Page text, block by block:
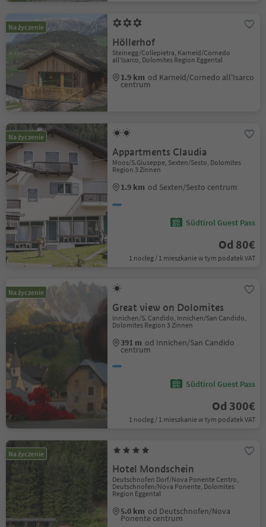
Na życzenie
Höllerhof
Steinegg/Collepietra, Karneid/Cornedo
all'Isarco, Dolomites Region Eggental
1.9 km od Karneid/Cornedo all'Isarco
centrum
Na życzenie
Appartments Claudia
Moos/S.Giuseppe, Sexten/Sesto, Dolomites
Region 3 Zinnen
1.9 km od Sexten/Sesto centrum
Südtirol Guest Pass
Od 80€
1 nocleg / 1 mieszkanie w tym podatek VAT
Na życzenie
Great view on Dolomites
Innichen/S. Candido, Innichen/San Candido,
Dolomites Region 3 Zinnen
391 m od Innichen/San Candido
centrum
Südtirol Guest Pass
Od 300€
1 nocleg / 1 mieszkanie w tym podatek VAT
Na życzenie
Hotel Mondschein
Deutschnofen Dorf/Nova Ponente Centro,
Deutschnofen/Nova Ponente, Dolomites
Region Eggental
5.0 km od Deutschnofen/Nova
Ponente centrum